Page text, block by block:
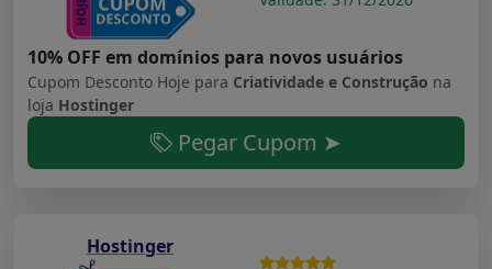
10% OFF em domínios para novos usuários
Cupom Desconto Hoje para Criatividade e Construção na
loja Hostinger
Pegar Cupom ➤
Hostinger